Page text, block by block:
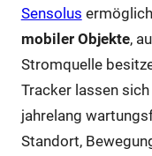
Sensolus
mobiler Objekte,
Stromquelle
Tracker lassen
jahrelang
Standort,